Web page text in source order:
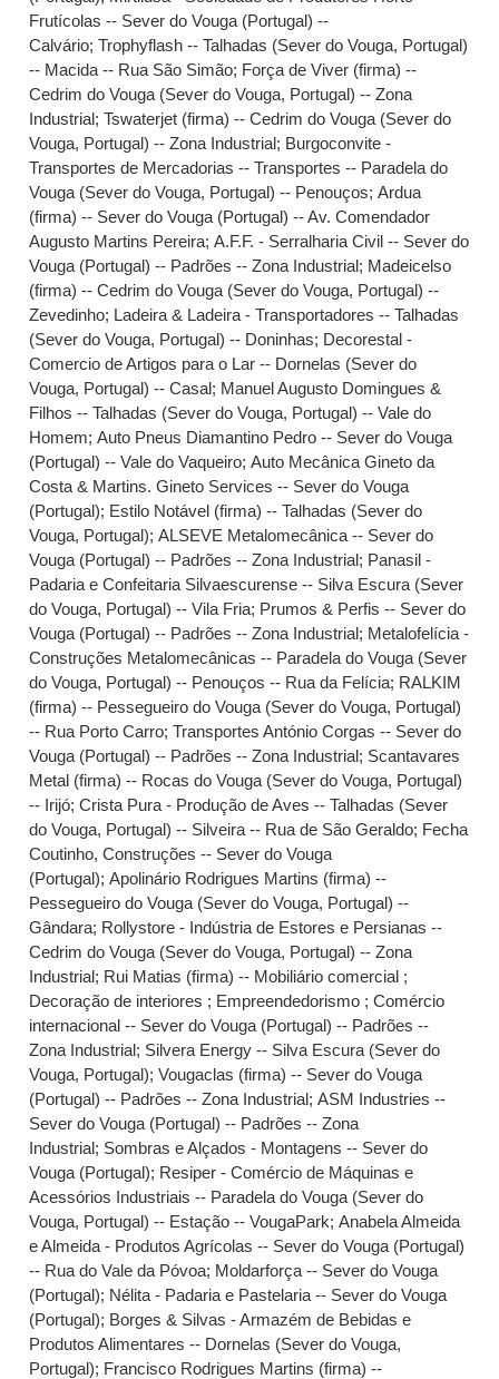
Frutícolas -- Sever do Vouga (Portugal) --
Calvário;Trophyflash -- Talhadas (Sever do Vouga, Portugal)
-- Macida -- Rua São Simão; Força de Viver (firma) --
Cedrim do Vouga (Sever do Vouga, Portugal) -- Zona
Industrial;Tswaterjet (firma) -- Cedrim do Vouga (Sever do
Vouga, Portugal) -- Zona Industrial; Burgoconvite -
Transportes de Mercadorias -- Transportes -- Paradela do
Vouga (Sever do Vouga, Portugal) -- Penouços;Ardua
(firma) -- Sever do Vouga (Portugal) -- Av. Comendador
Augusto Martins Pereira;A.F.F. - Serralharia Civil -- Sever do
Vouga (Portugal) -- Padrões -- Zona Industrial; Madeicelso
(firma) -- Cedrim do Vouga (Sever do Vouga, Portugal) --
Zevedinho; Ladeira & Ladeira - Transportadores -- Talhadas
(Sever do Vouga, Portugal) -- Doninhas; Decorestal -
Comercio de Artigos para o Lar -- Dornelas (Sever do
Vouga, Portugal) -- Casal; Manuel Augusto Domingues &
Filhos -- Talhadas (Sever do Vouga, Portugal) -- Vale do
Homem;Auto Pneus Diamantino Pedro -- Sever do Vouga
(Portugal) -- Vale do Vaqueiro;Auto Mecânica Gineto da
Costa & Martins. Gineto Services -- Sever do Vouga
(Portugal); Estilo Notável (firma) -- Talhadas (Sever do
Vouga, Portugal);ALSEVE Metalomecânica -- Sever do
Vouga (Portugal) -- Padrões -- Zona Industrial; Panasil -
Padaria e Confeitaria Silvaescurense -- Silva Escura (Sever
do Vouga, Portugal) -- Vila Fria; Prumos & Perfis -- Sever do
Vouga (Portugal) -- Padrões -- Zona Industrial; Metalofelícia -
Construções Metalomecânicas -- Paradela do Vouga (Sever
do Vouga, Portugal) -- Penouços -- Rua da Felícia; RALKIM
(firma) -- Pessegueiro do Vouga (Sever do Vouga, Portugal)
-- Rua Porto Carro;Transportes António Corgas -- Sever do
Vouga (Portugal) -- Padrões -- Zona Industrial; Scantavares
Metal (firma) -- Rocas do Vouga (Sever do Vouga, Portugal)
-- Irijó;Crista Pura - Produção de Aves -- Talhadas (Sever
do Vouga, Portugal) -- Silveira -- Rua de São Geraldo; Fecha
Coutinho, Construções -- Sever do Vouga
(Portugal);Apolinário Rodrigues Martins (firma) --
Pessegueiro do Vouga (Sever do Vouga, Portugal) --
Gândara; Rollystore - Indústria de Estores e Persianas --
Cedrim do Vouga (Sever do Vouga, Portugal) -- Zona
Industrial; Rui Matias (firma) -- Mobiliário comercial ;
Decoração de interiores ; Empreendedorismo ; Comércio
internacional -- Sever do Vouga (Portugal) -- Padrões --
Zona Industrial; Silvera Energy -- Silva Escura (Sever do
Vouga, Portugal);Vougaclas (firma) -- Sever do Vouga
(Portugal) -- Padrões -- Zona Industrial;ASM Industries --
Sever do Vouga (Portugal) -- Padrões -- Zona
Industrial; Sombras e Alçados - Montagens -- Sever do
Vouga (Portugal); Resiper - Comércio de Máquinas e
Acessórios Industriais -- Paradela do Vouga (Sever do
Vouga, Portugal) -- Estação -- VougaPark;Anabela Almeida
e Almeida - Produtos Agrícolas -- Sever do Vouga (Portugal)
-- Rua do Vale da Póvoa; Moldarforça -- Sever do Vouga
(Portugal); Nélita - Padaria e Pastelaria -- Sever do Vouga
(Portugal); Borges & Silvas - Armazém de Bebidas e
Produtos Alimentares -- Dornelas (Sever do Vouga,
Portugal); Francisco Rodrigues Martins (firma) --